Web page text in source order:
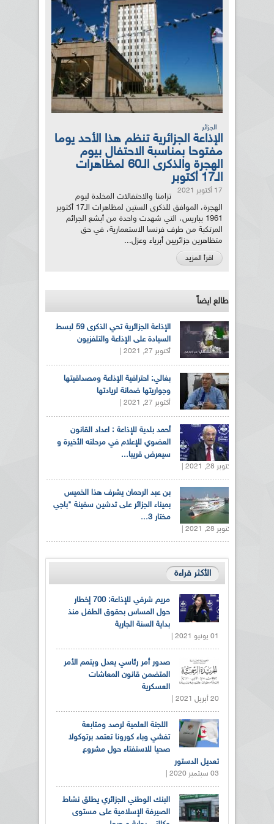
الجزائر
الإذاعة الجزائرية تنظم هذا الأحد يوما
مفتوحا بمناسبة الاحتفال بيوم
الهجرة والذكرى الـ60 لمظاهرات
الـ17 أكتوبر
17 أكتوبر 2021
تزامنا والاحتفالات المخلدة ليوم
الهجرة، الموافق للذكرى الستين لمظاهرات الـ17 أکتوبر
1961 بباريس، التي شهدت واحدة من أبشع الجرائم
المرتكبة من طرف فرنسا الاستعمارية، في حق
متظاهرين جزائريين أبرياء وعزل...
اقرأ المزيد
طالع ايضاً
الإذاعة الجزائرية تحي الذكرى 59 لبسط
السيادة على الإذاعة والتلفزيون
أكتوبر 27, 2021 |
بغالي: احترافية الإذاعة ومصداقيتها
وجواريتها ضمانة لريادتها
أكتوبر 27, 2021 |
أحمد بلدية للإذاعة : اعداد القانون
العضوي للإعلام في مرحلته الأخيرة و
سيعرض قريبا...
أكتوبر 28, 2021 |
بن عبد الرحمان يشرف هذا الخميس
بميناء الجزائر على تدشين سفينة "باجي
مختار 3...
أكتوبر 28, 2021 |
الأكثر قراءة
مريم شرفي للإذاعة: 700 إخطار
حول المساس بحقوق الطفل منذ
بداية السنة الجارية
01 يونيو 2021 |
صدور أمر رئاسي يعدل ويتمم الأمر
المتضمن قانون المعاشات
العسكرية
20 أبريل 2021 |
اللجنة العلمية لرصد ومتابعة
تفشي وباء كورونا تعتمد برتوكولا
صحيا للاستفتاء حول مشروع
تعديل الدستور
03 سبتمبر 2020 |
البنك الوطني الجزائري يطلق نشاط
الصيرفة الإسلامية على مستوى